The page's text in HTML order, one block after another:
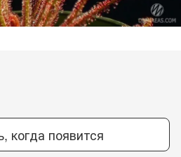
когда появится